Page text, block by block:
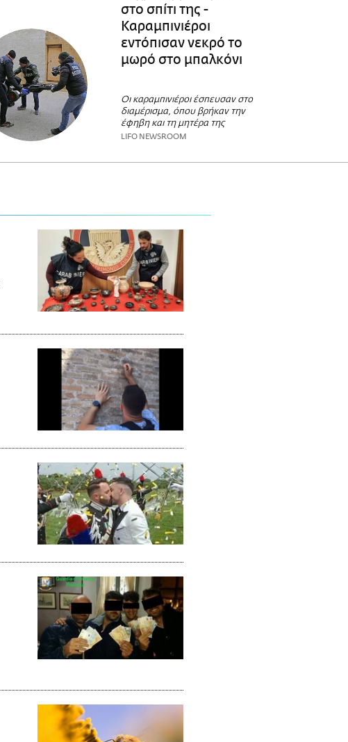
στο σπίτι της -
Καραμπινιέροι
εντόπισαν νεκρό το
μωρό στο μπαλκόνι
Οι καραμπινιέροι έσπευσαν στο
διαμέρισμα, όπου βρήκαν την
έφηβη και τη μητέρα της
LIFO NEWSROOM